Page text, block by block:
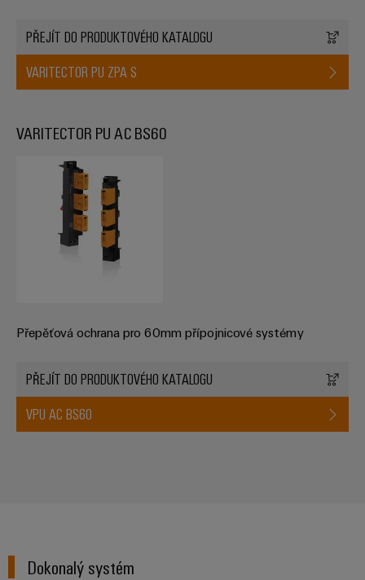
PŘEJÍT DO PRODUKTOVÉHO KATALOGU
VARITECTOR PU ZPA S
VARITECTOR PU AC BS60
Přepěťová ochrana pro 60mm přípojnicové systémy
PŘEJÍT DO PRODUKTOVÉHO KATALOGU
VPU AC BS60
Dokonalý systém